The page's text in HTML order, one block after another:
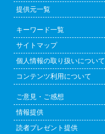
提供元一覧
キーワード一覧
サイトマップ
個人情報の取り扱いについて
コンテンツ利用について
ご意見・ご感想
情報提供
読者プレゼント提供